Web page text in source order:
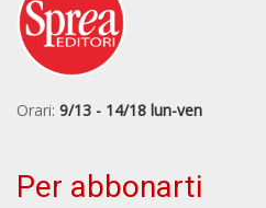
Orari: 9/13 - 14/18 lun-ven
Per abbonarti